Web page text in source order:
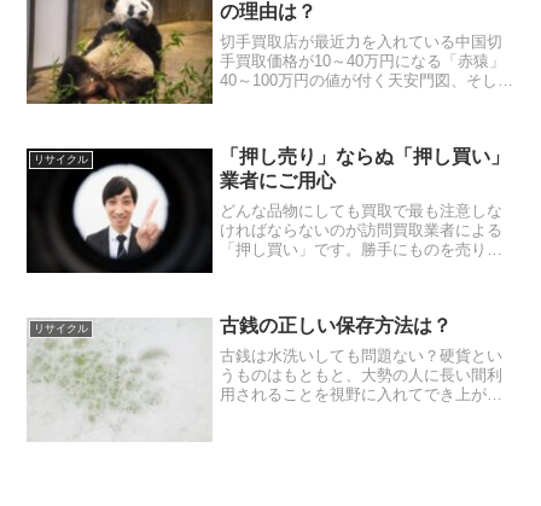
の理由は？
切手買取店が最近力を入れている中国切
手買取価格が10～40万円になる「赤猿」
40～100万円の値が付く天安門図、そして
ほどまでに...
リサイクル
「押し売り」ならぬ「押し買い」
業者にご用心
どんな品物にしても買取で最も注意しな
ければならないのが訪問買取業者による
「押し買い」です。勝手にものを売りに
が「押し買い」というわけ...
リサイクル 古銭の正しい保存方法は？
古銭は水洗いしても問題ない？硬貨とい
うものはもともと、大勢の人に長い間利
用されることを視野に入れてでき上がる